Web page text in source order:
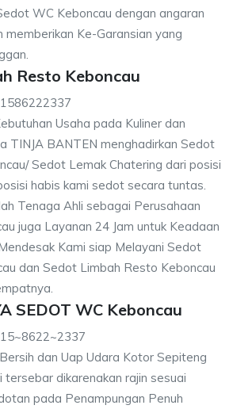
WC Keboncau dengan angaran
memberikan Ke-Garansian yang
Resto Keboncau
Usaha pada Kuliner dan
TINJA BANTEN menghadirkan Sedot
Sedot Lemak Chatering dari posisi
habis kami sedot secara tuntas.
Tenaga Ahli sebagai Perusahaan
juga Layanan 24 Jam untuk Keadaan
Kami siap Melayani Sedot
dan Sedot Limbah Resto Keboncau
SEDOT WC Keboncau
dan Uap Udara Kotor Sepiteng
dikarenakan rajin sesuai
pada Penampungan Penuh